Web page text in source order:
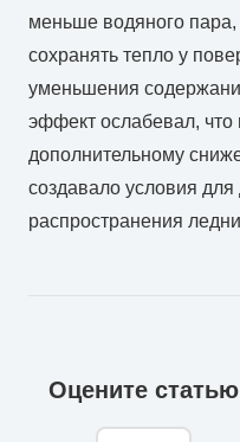
меньше водяного
сохранять тепло у
уменьшения
эффект ослабевал, что
дополнительному
создавало условия
распространения
Оцените статью